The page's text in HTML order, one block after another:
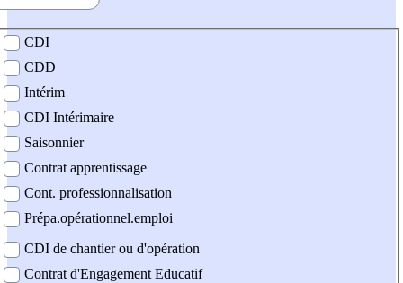
contrat
CDI
CDD
Intérim
CDI Intérimaire
Saisonnier
Contrat apprentissage
Cont. professionnalisation
Prépa.opérationnel.emploi
CDI de chantier ou d'opération
Contrat d'Engagement Educatif